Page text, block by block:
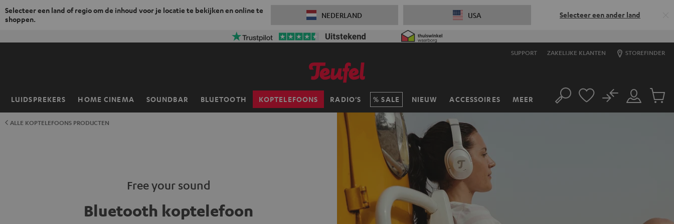
Selecteer een land of regio om de inhoud voor je locatie te bekijken en online te
shoppen.
NEDERLAND USA Selecteer een ander land
SUPPORT ZAKELIJKE KLANTEN STOREFINDER
LUIDSPREKERS HOME CINEMA SOUNDBAR BLUETOOTH KOPTELEFOONS RADIO'S SALE NIEUW ACCESSOIRES MEER
Home Zoeken
Mijn
account
No
ALLE KOPTELEFOONS PRODUCTEN
Free your sound
Bluetooth koptelefoon